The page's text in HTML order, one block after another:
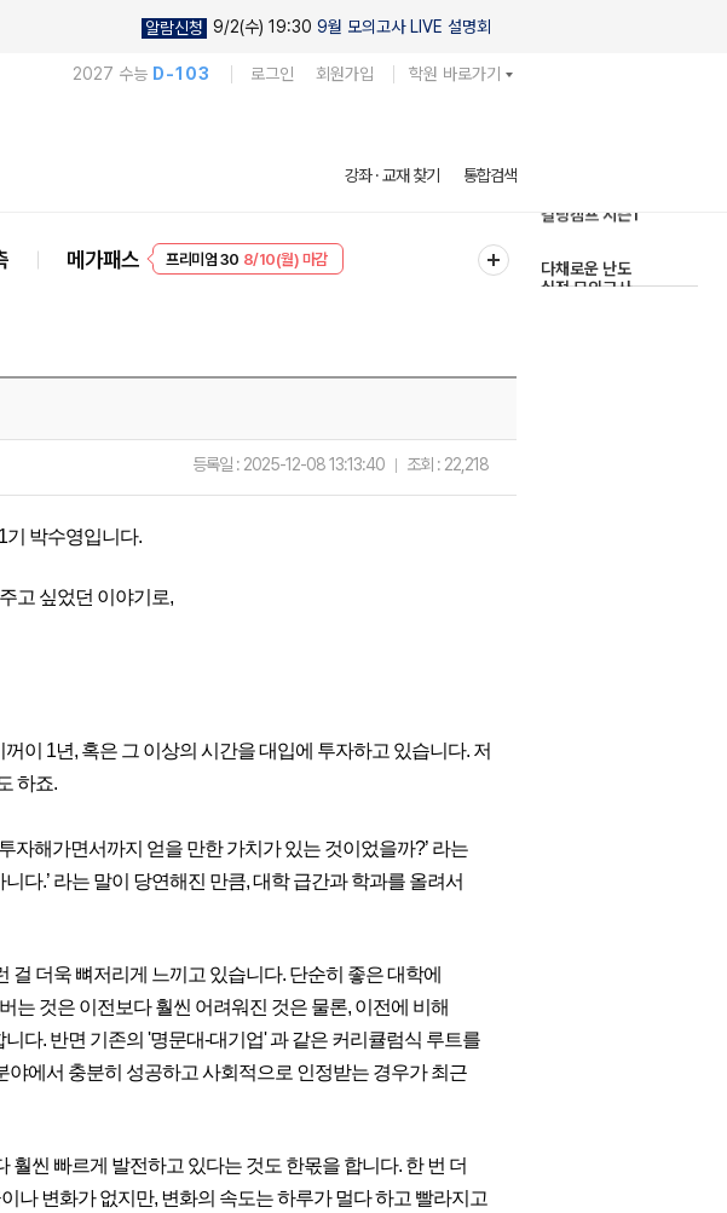
알람신청 9/2(수) 19:30 9월 모의고사 LIVE 설명회
2027 수능 D-103 로그인 회원가입 학원 바로가기
강좌 · 교재 찾기 통합검색
메가패스
EVENT 8/10(월) 마감
실전 모의고사
등록일 : 2025-12-08 13:13:40 조회 : 22,218
기 박수영입니다.
고 싶었던 이야기로,
이 1년, 혹은 그 이상의 시간을 대입에 투자하고 있습니다. 저
하죠.
자해가면서까지 얻을 만한 가치가 있는 것이었을까?’ 라는
다.’ 라는 말이 당연해진 만큼, 대학 급간과 학과를 올려서
더욱 뼈저리게 느끼고 있습니다. 단순히 좋은 대학에
는 것은 이전보다 훨씬 어려워진 것은 물론, 이전에 비해
다. 반면 기존의 '명문대-대기업' 과 같은 커리큘럼식 루트를
에서 충분히 성공하고 사회적으로 인정받는 경우가 최근
씬 빠르게 발전하고 있다는 것도 한몫을 합니다. 한 번 더
나 변화가 없지만, 변화의 속도는 하루가 멀다 하고 빨라지고